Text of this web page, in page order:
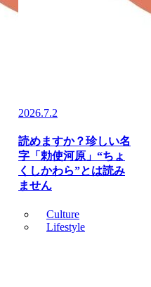
2026.7.2
読めますか？珍しい名
字「勅使河原」“ちょ
くしかわら”とは読み
ません
Culture
Lifestyle